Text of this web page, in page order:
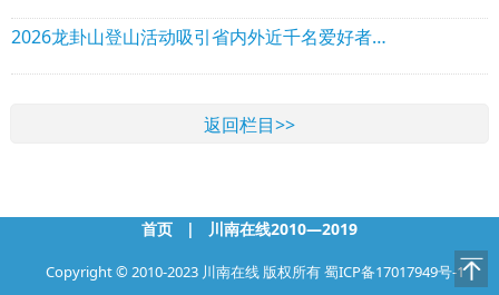
2026龙卦山登山活动吸引省内外近千名爱好者参与
返回栏目>>
首页 | 川南在线2010—2019
Copyright © 2010-2023 川南在线 版权所有蜀ICP备17017949号-1